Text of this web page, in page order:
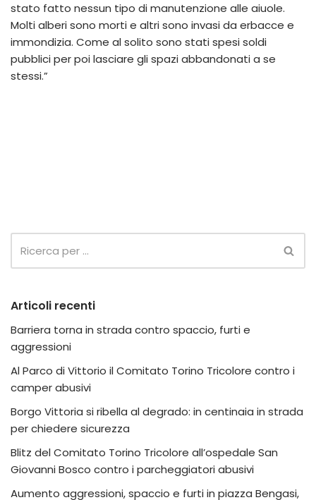
stato fatto nessun tipo di manutenzione alle aiuole.
Molti alberi sono morti e altri sono invasi da erbacce e
immondizia. Come al solito sono stati spesi soldi
pubblici per poi lasciare gli spazi abbandonati a se
stessi.”
Articoli recenti
Barriera torna in strada contro spaccio, furti e
aggressioni
Al Parco di Vittorio il Comitato Torino Tricolore contro i
camper abusivi
Borgo Vittoria si ribella al degrado: in centinaia in strada
per chiedere sicurezza
Blitz del Comitato Torino Tricolore all’ospedale San
Giovanni Bosco contro i parcheggiatori abusivi
Aumento aggressioni, spaccio e furti in piazza Bengasi,